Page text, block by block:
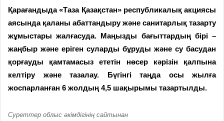
Қарағандыда «Таза Қазақстан» республикалық акциясы
аясында қаланы абаттандыру және санитарлық тазарту
жұмыстары жалғасуда. Маңызды бағыттардың бірі –
жаңбыр және еріген суларды бұруды және су басудан
қорғауды қамтамасыз ететін нөсер кәрізін қалпына
келтіру және тазалау. Бүгінгі таңда осы жылға
жоспарланған 6 жолдың 4,5 шақырымы тазартылды.
Суреттер облыс әкімдігінің сайтынан